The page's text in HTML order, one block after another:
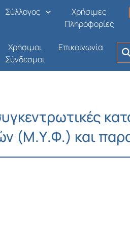
Σύλλογος
Χρήσιμες
Πληροφορίες
Χρήσιμοι
Σύνδεσμοι
Επικοινωνία
(Μ.Υ.Φ.) και